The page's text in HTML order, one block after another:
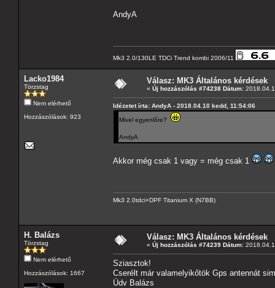
AndyA
Mk3 2.0/130LE TDCi Trend kombi 2006/11
Lacko1984
Törzstag
Nem elérhető
Hozzászólások: 923
Válasz: MK3 Általános kérdések
« Új hozzászólás #74238 Dátum:
Idézetet írta: AndyA - 2018.04.10 kedd, 11:54:06
Mivel egyenlőre?
AndyA
Akkor még csak 1 vagy = még csak 1
Mk3 2.0tdci+DPF Titanium X (N7BB)
H. Balázs
Törzstag
Nem elérhető
Hozzászólások: 1667
Válasz: MK3 Általános kérdések
« Új hozzászólás #74239 Dátum:
Sziasztok!
Cserélt már valamelyikőtök Gps antennát
Üdv Balázs